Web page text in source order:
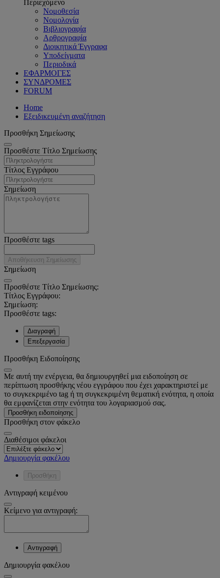
Περιεχόμενο
Νομοθεσία
Νομολογία
Βιβλιογραφία
Αρθρογραφία
Διοικητικά Έγγραφα
Υποδείγματα
Περιοδικά
ΕΦΑΡΜΟΓΕΣ
ΣΥΝΔΡΟΜΕΣ
FORUM
Home
Εξειδικευμένη αναζήτηση
Προσθήκη Σημείωσης
Προσθέστε Τίτλο Σημείωσης
Τίτλος Εγγράφου
Σημείωση
Προσθέστε tags
Αποθήκευση Σημείωσης
Σημείωση
Προσθέστε Τίτλο Σημείωσης:
Τίτλος Εγγράφου:
Σημείωση:
Προσθέστε tags:
Διαγραφή
Επεξεργασία
Προσθήκη Ειδοποίησης
Με αυτή την ενέργεια, θα δημιουργηθεί μια ειδοποίηση σε
περίπτωση προσθήκης νέου εγγράφου που έχει χαρακτηριστεί με
το συγκεκριμένο tag ή τη συγκεκριμένη θεματική ενότητα, η οποία
θα εμφανίζεται στην ενότητα του λογαριασμού σας.
Προσθήκη ειδοποίησης
Προσθήκη στον φάκελο
Διαθέσιμοι φάκελοι
Δημιουργία φακέλου
Προσθήκη
Αντιγραφή κειμένου
Κείμενο για αντιγραφή:
Αντιγραφή
Δημιουργία φακέλου